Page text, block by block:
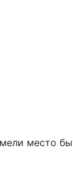
место